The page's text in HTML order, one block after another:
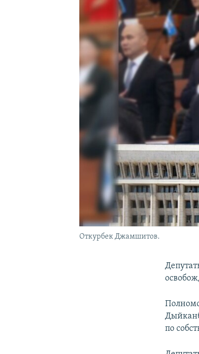
Откурбек Джамшитов.
по